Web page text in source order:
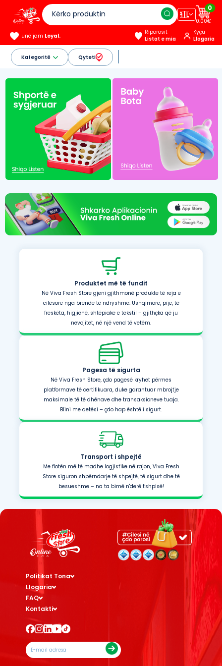
🇦🇱
0
0.00€
unë jam Loyal.
Riporosit
Listat e mia
Kyçu
Llogaria
Kategoritë Qyteti
Produktet më të fundit
Në Viva Fresh Store gjeni gjithmonë produkte të reja e
cilësore nga brende të ndryshme. Ushqimore, pije, të
freskëta, higjienë, shtëpiake e tekstil – gjithçka që ju
nevojitet, në një vend të vetëm.
Pagesa të sigurta
Në Viva Fresh Store, çdo pagesë kryhet përmes
platformave të certifikuara, duke garantuar mbrojtje
maksimale të të dhënave dhe transaksioneve tuaja.
Blini me qetësi – çdo hap është i sigurt.
Transport i shpejtë
Me flotën më të madhe logjistike në rajon, Viva Fresh
Store siguron shpërndarje të shpejtë, të sigurt dhe të
besueshme – na ta bimë n'derë t'shpisë!
Politikat Tona
Llogaria
FAQ
Kontakti